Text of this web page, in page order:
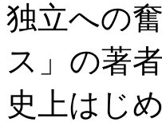
独立への
ス」の著
史上はじ